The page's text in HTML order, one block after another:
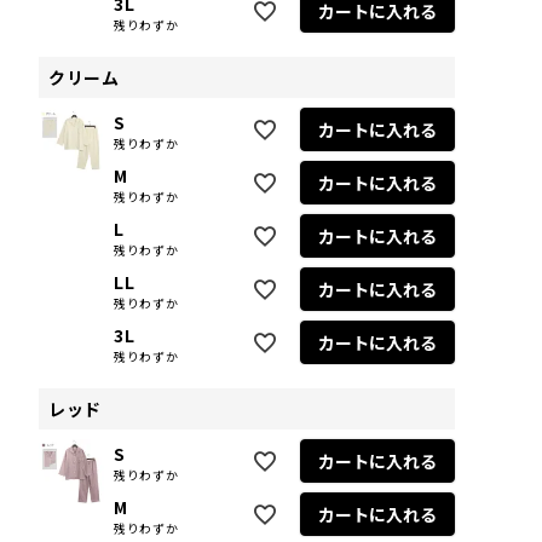
残りわずか
カートに入れる
クリーム
S
残りわずか
カートに入れる
M
残りわずか
カートに入れる
L
残りわずか
カートに入れる
LL
残りわずか
カートに入れる
3L
残りわずか
カートに入れる
レッド
S
残りわずか
カートに入れる
M
残りわずか
カートに入れる